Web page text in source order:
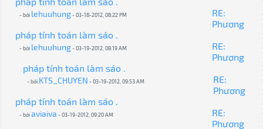
- bởi lehuuhung- 03-18-2012, 08:22 PM
RE:
Phương
pháp tính toán làm sáo .
- bởi lehuuhung- 03-19-2012, 08:19 AM
RE:
Phương
pháp tính toán làm sáo .
- bởi KTS_CHUYEN - 03-19-2012, 09:53 AM
RE:
Phương
pháp tính toán làm sáo .
- bởiaviaiva - 03-19-2012, 09:20 AM
RE:
Phương